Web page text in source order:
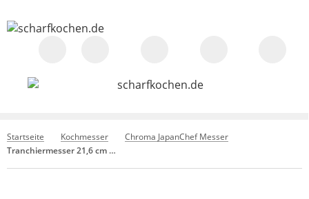
Startseite Kochmesser
Chroma JapanChef Messer
Tranchiermesser 21,6 cm / Chroma Japan Chef J005